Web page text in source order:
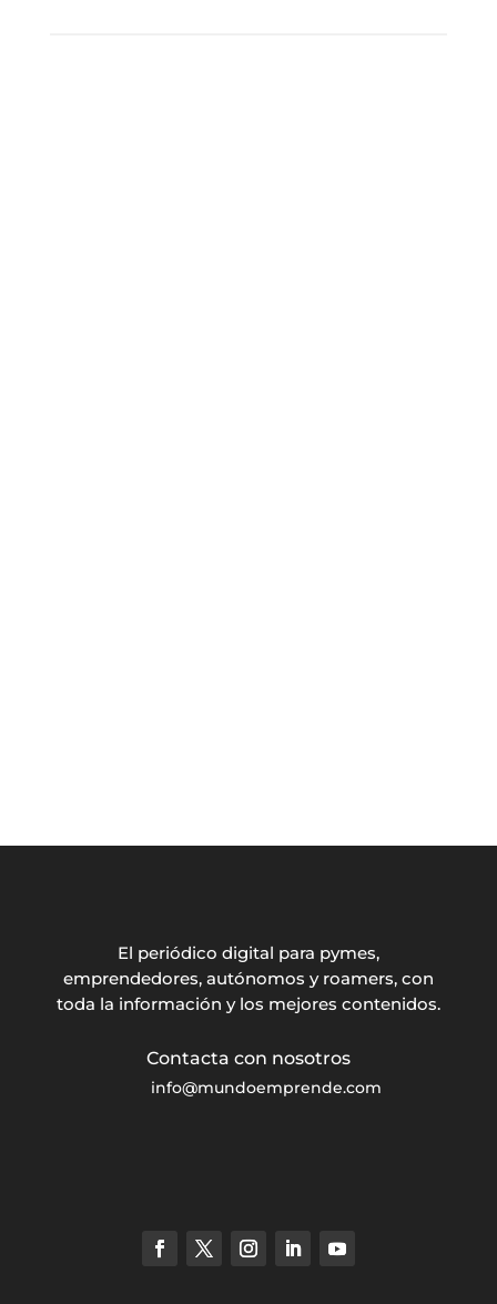
El periódico digital para pymes,
emprendedores, autónomos y roamers, con
toda la información y los mejores contenidos.
info@mundoemprende.com